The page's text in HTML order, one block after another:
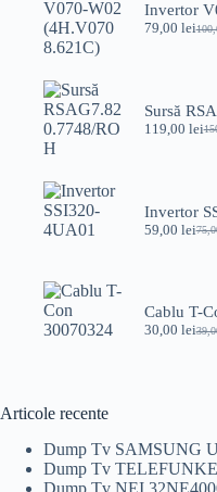
Invertor
79,00 lei
Sursă
119,00 lei
Invertor
59,00 lei
Cablu T-
30,00 lei
Articole recente
Dump Tv SAMSUNG
Dump Tv
Dump Tv NEI